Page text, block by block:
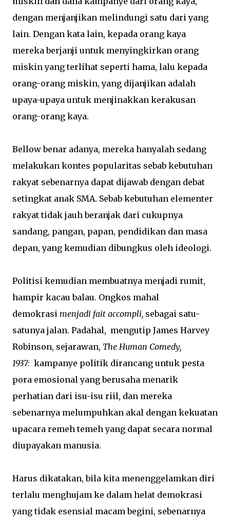
dengan menjanjikan melindungi satu dari yang
lain. Dengan kata lain, kepada orang kaya
mereka berjanji untuk menyingkirkan orang
miskin yang terlihat seperti hama, lalu kepada
orang-orang miskin, yang dijanjikan adalah
upaya-upaya untuk menjinakkan kerakusan
orang-orang kaya.
Bellow benar adanya, mereka hanyalah sedang
melakukan kontes popularitas sebab kebutuhan
rakyat sebenarnya dapat dijawab dengan debat
setingkat anak SMA. Sebab kebutuhan elementer
rakyat tidak jauh beranjak dari cukupnya
sandang, pangan, papan, pendidikan dan masa
depan, yang kemudian dibungkus oleh ideologi.
Politisi kemudian membuatnya menjadi rumit,
hampir kacau balau. Ongkos mahal
demokrasi menjadi fait accompli, sebagai satu-
satunya jalan. Padahal, mengutip James Harvey
Robinson, sejarawan, The Human Comedy,
1937: kampanye politik dirancang untuk pesta
pora emosional yang berusaha menarik
perhatian dari isu-isu riil, dan mereka
sebenarnya melumpuhkan akal dengan kekuatan
upacara remeh temeh yang dapat secara normal
diupayakan manusia.
Harus dikatakan, bila kita menenggelamkan diri
terlalu menghujam ke dalam helat demokrasi
yang tidak esensial macam begini, sebenarnya